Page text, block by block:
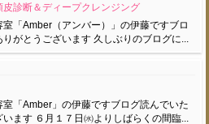
皮診断＆ディープクレンジング
「Amber（アンバー）」の伊藤ですブロ
がとうございます 久しぶりのブログに...
「Amber」の伊藤ですブログ読んでいた
ます ６月１７日㈬よりしばらくの間臨...